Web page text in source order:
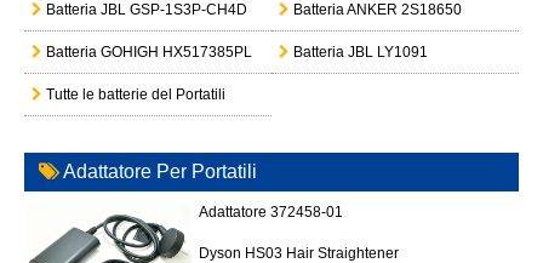
Batteria JBL GSP-1S3P-CH4D Batteria ANKER 2S18650
Batteria GOHIGH HX517385PL Batteria JBL LY1091
Tutte le batterie del Portatili
Adattatore Per Portatili
Adattatore 372458-01
Dyson HS03 Hair Straightener